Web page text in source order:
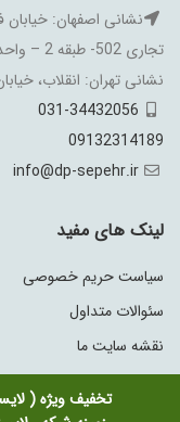
تخفیف ویژه (
تجاری 502- طبقه 2 – واحد 205
نشانی تهران: انقلاب،
031-34432056
09132314189
info@dp-sepehr.ir
لینک های مفید
سیاست حریم خصوصی
سئوالات متداول
نقشه سایت ما